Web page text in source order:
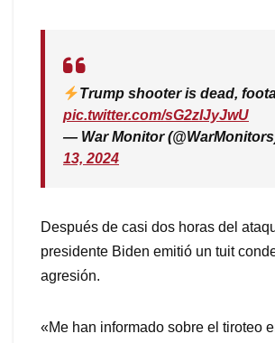
Trump shooter is dead,
pic.twitter.com/sG2zIJyJwU
— War Monitor
13, 2024
Después de casi dos horas del
presidente Biden emitió un tuit
agresión.
«Me han informado sobre el tiroteo